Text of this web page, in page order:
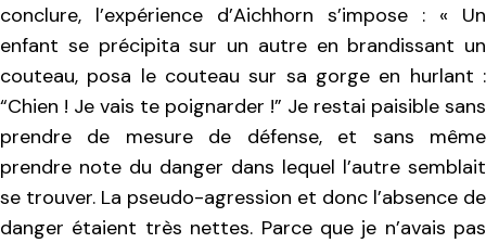
conclure, l’expérience d’Aichhorn s’impose : « Un
enfant se précipita sur un autre en brandissant un
couteau, posa le couteau sur sa gorge en hurlant :
“Chien ! Je vais te poignarder !” Je restai paisible sans
prendre de mesure de défense, et sans même
prendre note du danger dans lequel l’autre semblait
se trouver. La pseudo-agression et donc l’absence de
danger étaient très nettes. Parce que je n’avais pas